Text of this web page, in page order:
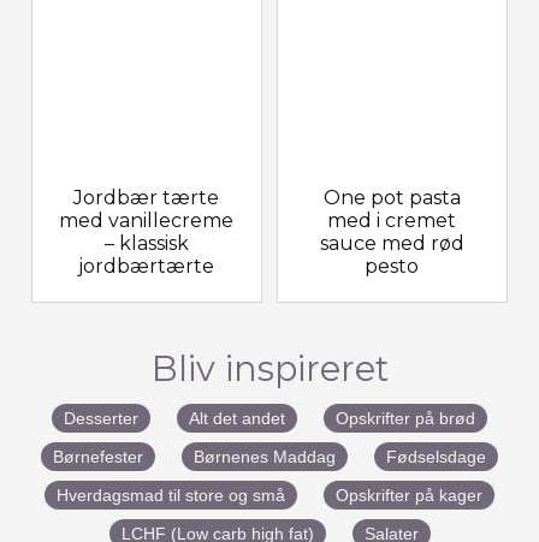
Jordbær tærte
med vanillecreme
– klassisk
jordbærtærte
One pot pasta
med i cremet
sauce med rød
pesto
Bliv inspireret
Desserter Alt det andet
Opskrifter på brød
Børnefester
Børnenes Maddag
Fødselsdage
Hverdagsmad til store og små
Opskrifter på kager
LCHF (Low carb high fat)
Salater